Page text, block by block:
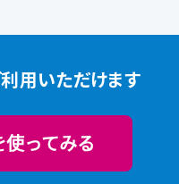
用いただけます